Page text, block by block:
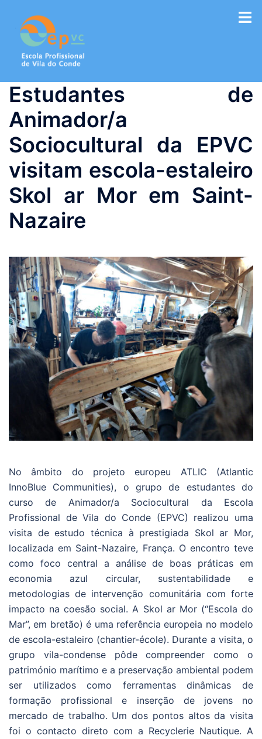
conteúdo
Estudantes de
Animador/a
Sociocultural da EPVC
visitam escola-estaleiro
Skol ar Mor em Saint-
Nazaire
No âmbito do projeto europeu ATLIC (Atlantic
InnoBlue Communities), o grupo de estudantes do
curso de Animador/a Sociocultural da Escola
Profissional de Vila do Conde (EPVC) realizou uma
visita de estudo técnica à prestigiada Skol ar Mor,
localizada em Saint-Nazaire, França. O encontro teve
como foco central a análise de boas práticas em
economia azul circular, sustentabilidade e
metodologias de intervenção comunitária com forte
impacto na coesão social. A Skol ar Mor (“Escola do
Mar”, em bretão) é uma referência europeia no modelo
de escola-estaleiro (chantier-école). Durante a visita, o
grupo vila-condense pôde compreender como o
património marítimo e a preservação ambiental podem
ser utilizados como ferramentas dinâmicas de
formação profissional e inserção de jovens no
mercado de trabalho. Um dos pontos altos da visita
foi o contacto direto com a Recyclerie Nautique. A